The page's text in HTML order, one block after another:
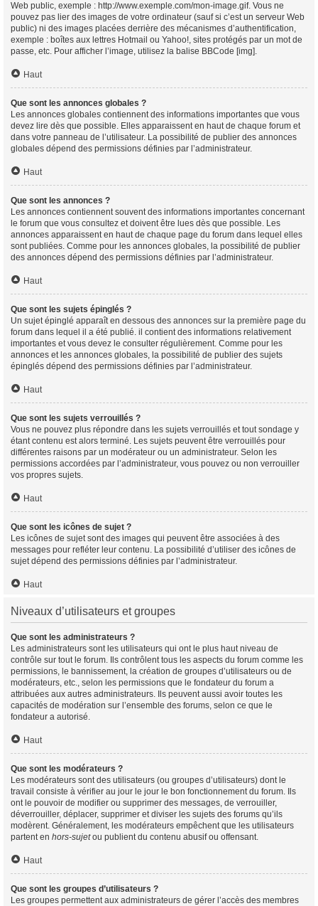
Web public, exemple : http://www.exemple.com/mon-image.gif. Vous ne
pouvez pas lier des images de votre ordinateur (sauf si c’est un serveur Web
public) ni des images placées derrière des mécanismes d’authentification,
exemple : boîtes aux lettres Hotmail ou Yahoo!, sites protégés par un mot de
passe, etc. Pour afficher l’image, utilisez la balise BBCode [img].
Haut
Que sont les annonces globales ?
Les annonces globales contiennent des informations importantes que vous
devez lire dès que possible. Elles apparaissent en haut de chaque forum et
dans votre panneau de l’utilisateur. La possibilité de publier des annonces
globales dépend des permissions définies par l’administrateur.
Haut
Que sont les annonces ?
Les annonces contiennent souvent des informations importantes concernant
le forum que vous consultez et doivent être lues dès que possible. Les
annonces apparaissent en haut de chaque page du forum dans lequel elles
sont publiées. Comme pour les annonces globales, la possibilité de publier
des annonces dépend des permissions définies par l’administrateur.
Haut
Que sont les sujets épinglés ?
Un sujet épinglé apparaît en dessous des annonces sur la première page du
forum dans lequel il a été publié. il contient des informations relativement
importantes et vous devez le consulter régulièrement. Comme pour les
annonces et les annonces globales, la possibilité de publier des sujets
épinglés dépend des permissions définies par l’administrateur.
Haut
Que sont les sujets verrouillés ?
Vous ne pouvez plus répondre dans les sujets verrouillés et tout sondage y
étant contenu est alors terminé. Les sujets peuvent être verrouillés pour
différentes raisons par un modérateur ou un administrateur. Selon les
permissions accordées par l’administrateur, vous pouvez ou non verrouiller
vos propres sujets.
Haut
Que sont les icônes de sujet ?
Les icônes de sujet sont des images qui peuvent être associées à des
messages pour refléter leur contenu. La possibilité d’utiliser des icônes de
sujet dépend des permissions définies par l’administrateur.
Haut
Niveaux d’utilisateurs et groupes
Que sont les administrateurs ?
Les administrateurs sont les utilisateurs qui ont le plus haut niveau de
contrôle sur tout le forum. Ils contrôlent tous les aspects du forum comme les
permissions, le bannissement, la création de groupes d’utilisateurs ou de
modérateurs, etc., selon les permissions que le fondateur du forum a
attribuées aux autres administrateurs. Ils peuvent aussi avoir toutes les
capacités de modération sur l’ensemble des forums, selon ce que le
fondateur a autorisé.
Haut
Que sont les modérateurs ?
Les modérateurs sont des utilisateurs (ou groupes d’utilisateurs) dont le
travail consiste à vérifier au jour le jour le bon fonctionnement du forum. Ils
ont le pouvoir de modifier ou supprimer des messages, de verrouiller,
déverrouiller, déplacer, supprimer et diviser les sujets des forums qu’ils
modèrent. Généralement, les modérateurs empêchent que les utilisateurs
partent en hors-sujetou publient du contenu abusif ou offensant.
Haut
Que sont les groupes d’utilisateurs ?
Les groupes permettent aux administrateurs de gérer l’accès des membres